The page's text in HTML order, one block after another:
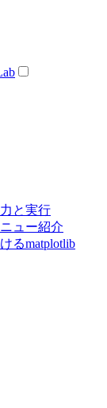
と実行
ュー紹介
るmatplotlib